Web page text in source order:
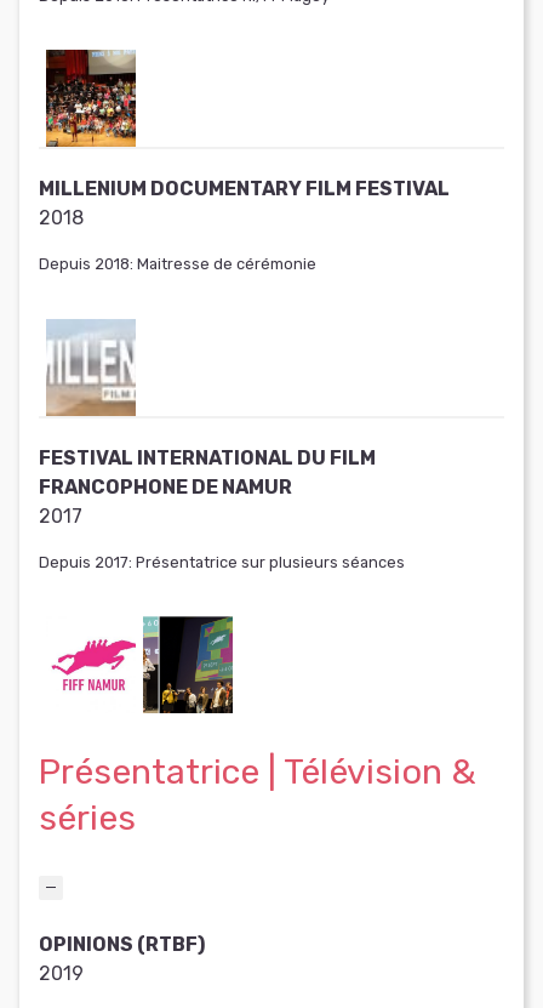
MILLENIUM DOCUMENTARY FILM FESTIVAL
2018
Depuis 2018: Maitresse de cérémonie
FESTIVAL INTERNATIONAL DU FILM
FRANCOPHONE DE NAMUR
2017
Depuis 2017: Présentatrice sur plusieurs séances
Présentatrice | Télévision &
séries
OPINIONS (RTBF)
2019